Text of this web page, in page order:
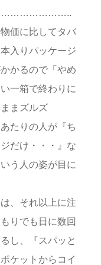
価に比してタバ
入りパッケージ
かるので「やめ
一箱で終わりに
まズルズ
たりの人が『ち
だけ・・・』な
う人の姿が目に
、それ以上に注
りでも日に数回
し、『スパッと
ケットからコイ